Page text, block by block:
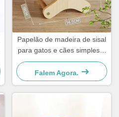
Papelão de madeira de sisal
para gatos e cães simples e
prático
Falem Agora.